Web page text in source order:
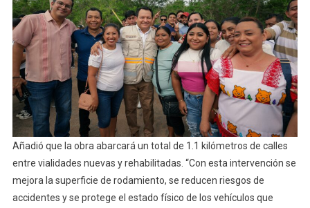
Añadió que la obra abarcará un total de 1.1 kilómetros de calles
entre vialidades nuevas y rehabilitadas. “Con esta intervención se
mejora la superficie de rodamiento, se reducen riesgos de
accidentes y se protege el estado físico de los vehículos que